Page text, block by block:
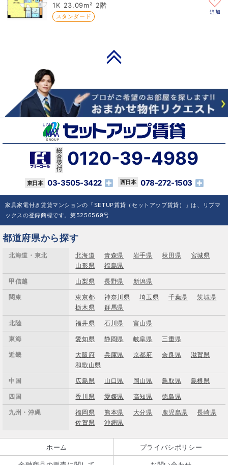
1K 23.09m² 2階
スタンダード
追加
0120-39-4989
03-3505-3422 078-272-1503
家具家電付き賃貸マンションの「SETUP賃貸（セットアップ賃貸）」は、リブマ
ックスの登録商標です。第5256569号
都道府県から探す
北海道・東北 北海道 青森県 岩手県 秋田県
宮城県
山形県
福島県
甲信越 山梨県 長野県 新潟県
関東 東京都 神奈川県 埼玉県 千葉県
茨城県
栃木県
群馬県
北陸 福井県 石川県 富山県
東海 愛知県 静岡県 岐阜県 三重県
近畿 大阪府 兵庫県 京都府 奈良県
滋賀県
和歌山県
中国 広島県 山口県 岡山県 鳥取県 島根県
四国 香川県 愛媛県 高知県 徳島県
九州・沖縄 福岡県 熊本県 大分県 鹿児島県
長崎県
佐賀県
沖縄県
ホーム プライバシポリシー